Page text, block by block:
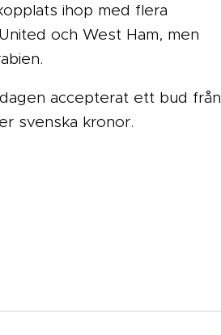
ihop med flera
och West Ham, men
accepterat ett bud från
svenska kronor.